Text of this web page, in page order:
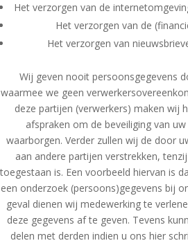
Het verzorgen van de
Het verzorgen van de
Het verzorgen van
Wij geven nooit persoonsgegevens
waarmee we geen
deze partijen (verwerkers) maken wij
afspraken om de beveiliging van
waarborgen. Verder zullen wij de door
aan andere partijen verstrekken,
toegestaan is. Een voorbeeld hiervan is
een onderzoek (persoons)gegevens bij
geval dienen wij medewerking te
deze gegevens af te geven. Tevens
delen met derden indien u ons hier